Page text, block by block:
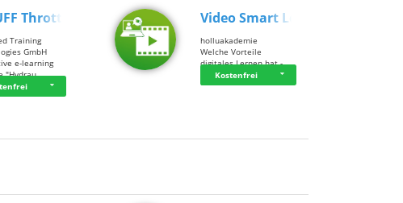
Throttle…
Training
GmbH
e-learning
"Hydrau…
Video Smart Lea…
holluakademie
Welche Vorteile
digitales Lernen hat - …
Kostenfrei